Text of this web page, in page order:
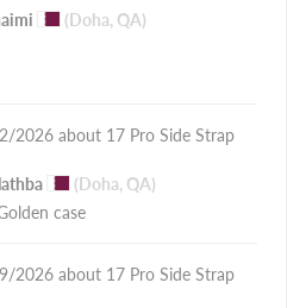
(Doha, QA)
2026
17 Pro Side Strap
(Doha, QA)
case
2026
17 Pro Side Strap